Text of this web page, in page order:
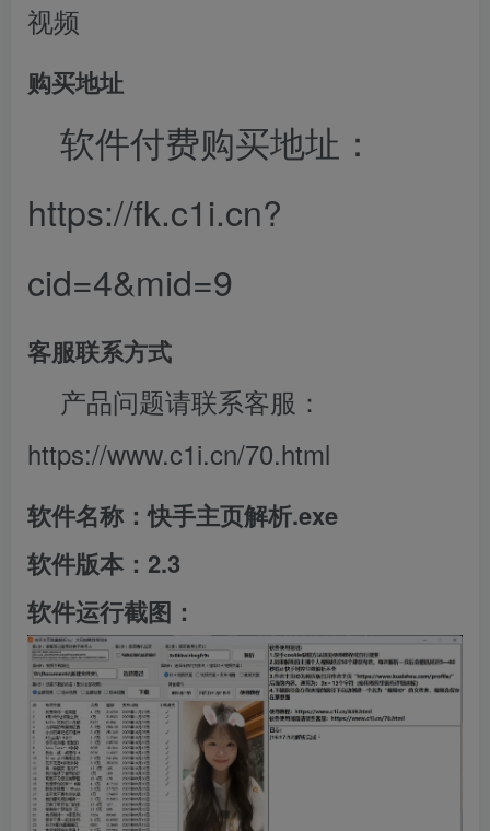
视频
购买地址
软件付费购买地址：
https://fk.c1i.cn?
cid=4&mid=9
客服联系方式
产品问题请联系客服：
https://www.c1i.cn/70.html
软件名称：快手主页解析.exe
软件版本：2.3
软件运行截图：